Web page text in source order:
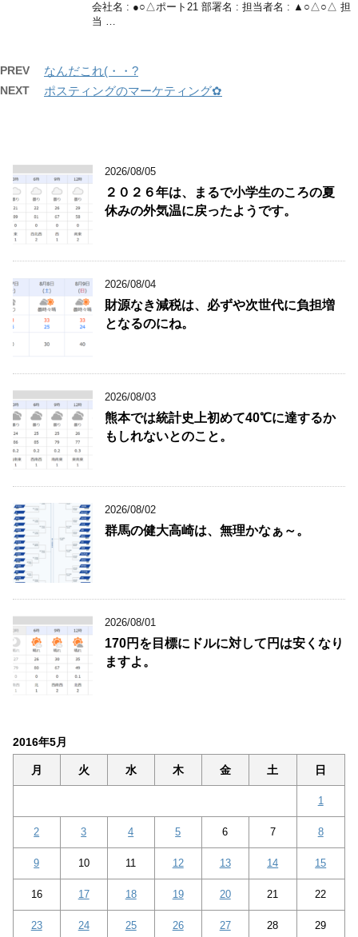
会社名 : ●○△ポート21 部署名 : 担当者名 : ▲○△○△ 担
当 …
PREV なんだこれ(・・?
NEXT ポスティングのマーケティング✿
2026/08/05
２０２６年は、まるで小学生のころの夏
休みの外気温に戻ったようです。
2026/08/04
財源なき減税は、必ずや次世代に負担増
となるのにね。
2026/08/03
熊本では統計史上初めて40℃に達するか
もしれないとのこと。
2026/08/02
群馬の健大高崎は、無理かなぁ～。
2026/08/01
170円を目標にドルに対して円は安くなり
ますよ。
2016年5月
月 火 水 木 金 土 日
1
2 3 4 5 6 7 8
9 10 11 12 13 14 15
16 17 18 19 20 21 22
23 24 25 26 27 28 29